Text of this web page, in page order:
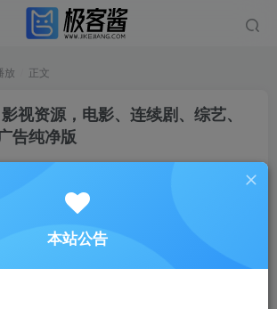
放 正文
视资源，电影、连续剧、综艺、
告纯净版
私信
是一个影视软件，提供很多的影视资源，
艺、动漫等等，还有最新视频和热门推
常好用，喜欢的小伙伴赶紧下载试试吧。
本站公告